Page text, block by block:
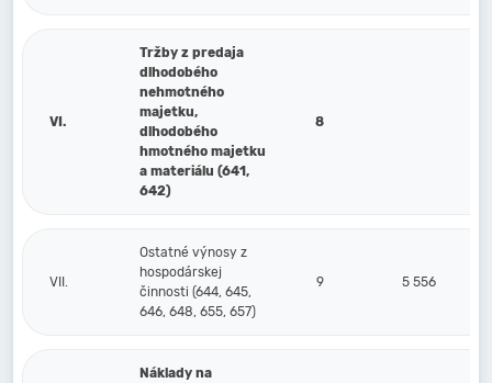
VI.
Tržby z predaja
dlhodobého
nehmotného
majetku,
dlhodobého
hmotného majetku
a materiálu (641,
642)
8
VII.
Ostatné výnosy z
hospodárskej
činnosti (644, 645,
646, 648, 655, 657)
9 5 556
Náklady na